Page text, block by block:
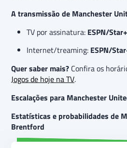
A transmissão de Manchester
TV por assinatura: ESPN/Star+
Internet/treaming: ESPN/
Quer saber mais? Confira os
Jogos de hoje na TV.
Escalações para Manchester
Estatísticas e probabilidades de
Brentford